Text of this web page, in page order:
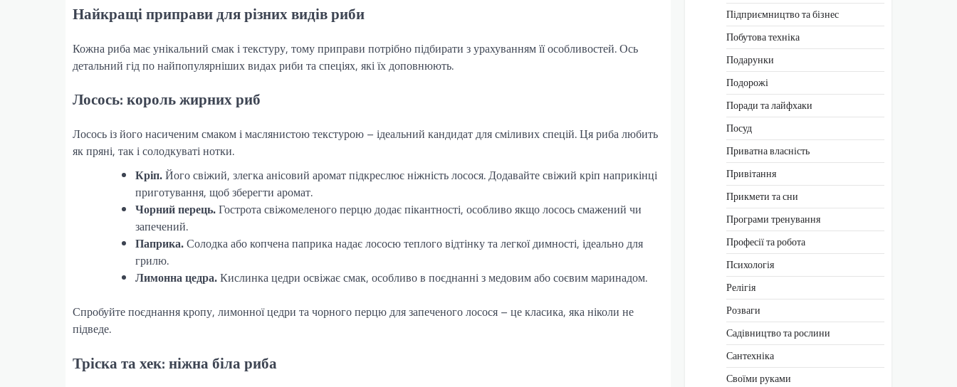
Найкращі приправи для різних видів риби
Кожна риба має унікальний смак і текстуру, тому приправи потрібно підбирати з урахуванням її особливостей. Ось
детальний гід по найпопулярніших видах риби та спеціях, які їх доповнюють.
Лосось: король жирних риб
Лосось із його насиченим смаком і маслянистою текстурою – ідеальний кандидат для сміливих спецій. Ця риба любить
як пряні, так і солодкуваті нотки.
Кріп.Його свіжий, злегка анісовий аромат підкреслює ніжність лосося. Додавайте свіжий кріп наприкінці
приготування, щоб зберегти аромат.
Чорний перець.Гострота свіжомеленого перцю додає пікантності, особливо якщо лосось смажений чи
запечений.
Паприка.Солодка або копчена паприка надає лососю теплого відтінку та легкої димності, ідеально для
грилю.
Лимонна цедра.Кислинка цедри освіжає смак, особливо в поєднанні з медовим або соєвим маринадом.
Спробуйте поєднання кропу, лимонної цедри та чорного перцю для запеченого лосося – це класика, яка ніколи не
підведе.
Тріска та хек: ніжна біла риба
Підприємництво та бізнес
Побутова техніка
Подарунки
Подорожі
Поради та лайфхаки
Посуд
Приватна власність
Привітання
Прикмети та сни
Програми тренування
Професії та робота
Психологія
Релігія
Розваги
Садівництво та рослини
Сантехніка
Своїми руками